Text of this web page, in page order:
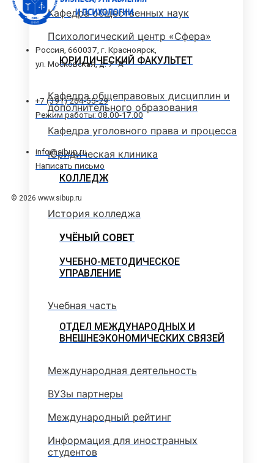
Кафедра общественных наук
Психологический центр «Сфера»
ЮРИДИЧЕСКИЙ ФАКУЛЬТЕТ
Кафедра общеправовых дисциплин и
дополнительного образования
Кафедра уголовного права и процесса
Юридическая клиника
КОЛЛЕДЖ
История колледжа
УЧЁНЫЙ СОВЕТ
УЧЕБНО-МЕТОДИЧЕСКОЕ
УПРАВЛЕНИЕ
Учебная часть
ОТДЕЛ МЕЖДУНАРОДНЫХ И
ВНЕШНЕЭКОНОМИЧЕСКИХ СВЯЗЕЙ
Международная деятельность
ВУЗы партнеры
Международный рейтинг
Информация для иностранных
студентов
Россия, 660037, г. Красноярск,
ул. Московская, д. 7 "А"
+7 (391) 264-55-29
Режим работы: 08.00-17.00
info@sibup.ru
Написать письмо
© 2026 www.sibup.ru